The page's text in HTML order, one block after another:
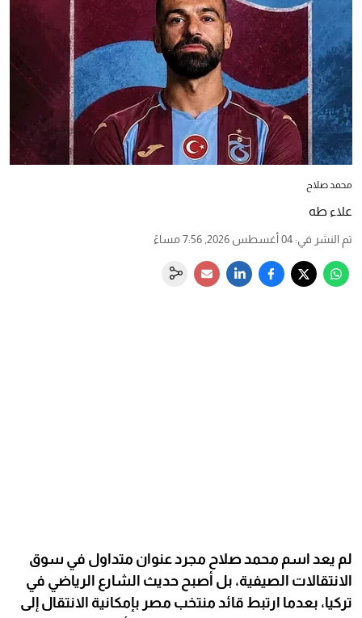
محمد صلاح
علاء طه
تم النشر في: 04 أغسطس 2026, 7:56 مساءً
لم يعد اسم محمد صلاح مجرد عنوان متداول في سوق
الانتقالات الصيفية، بل أصبح حديث الشارع الرياضي في
تركيا، بعدما ارتبط قائد منتخب مصر بإمكانية الانتقال إلى